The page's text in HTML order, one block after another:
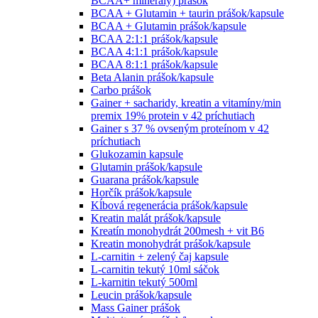
BCAA + Glutamin + taurin prášok/kapsule
BCAA + Glutamin prášok/kapsule
BCAA 2:1:1 prášok/kapsule
BCAA 4:1:1 prášok/kapsule
BCAA 8:1:1 prášok/kapsule
Beta Alanin prášok/kapsule
Carbo prášok
Gainer + sacharidy, kreatin a vitamíny/min
premix 19% protein v 42 príchutiach
Gainer s 37 % ovseným proteínom v 42
príchutiach
Glukozamin kapsule
Glutamin prášok/kapsule
Guarana prášok/kapsule
Horčík prášok/kapsule
Kĺbová regenerácia prášok/kapsule
Kreatin malát prášok/kapsule
Kreatín monohydrát 200mesh + vit B6
Kreatin monohydrát prášok/kapsule
L-carnitin + zelený čaj kapsule
L-carnitin tekutý 10ml sáčok
L-karnitin tekutý 500ml
Leucin prášok/kapsule
Mass Gainer prášok